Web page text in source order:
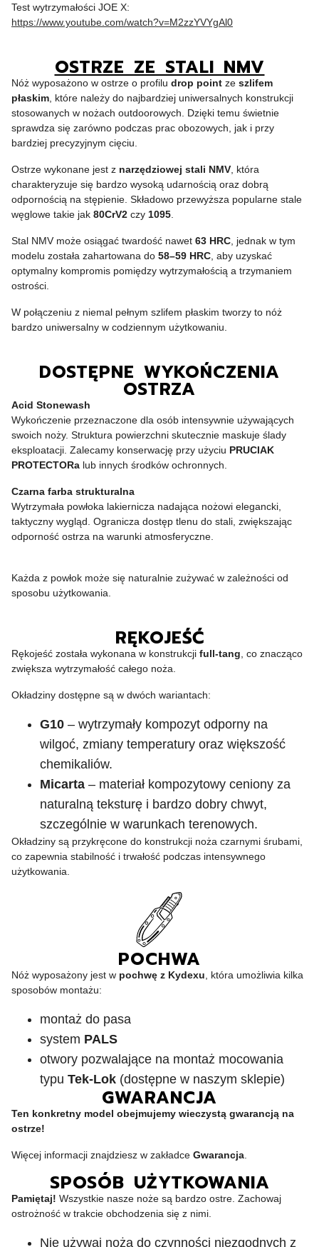
Test wytrzymałości JOE X:
https://www.youtube.com/watch?v=M2zzYVYgAl0
OSTRZE ZE STALI NMV
Nóż wyposażono w ostrze o profilu drop point ze szlifem
płaskim , które należy do najbardziej uniwersalnych konstrukcji
stosowanych w nożach outdoorowych. Dzięki temu świetnie
sprawdza się zarówno podczas prac obozowych, jak i przy
bardziej precyzyjnym cięciu.
Ostrze wykonane jest z narzędziowej stali NMV , która
charakteryzuje się bardzo wysoką udarnością oraz dobrą
odpornością na stępienie. Składowo przewyższa popularne stale
węglowe takie jak 80CrV2 czy 1095
Stal NMV może osiągać twardość nawet 63 HRC , jednak w tym
modelu została zahartowana do 58–59 HRC , aby uzyskać
optymalny kompromis pomiędzy wytrzymałością a trzymaniem
ostrości.
W połączeniu z niemal pełnym szlifem płaskim tworzy to nóż
bardzo uniwersalny w codziennym użytkowaniu.
DOSTĘPNE WYKOŃCZENIA
OSTRZA
Acid Stonewash
Wykończenie przeznaczone dla osób intensywnie używających
swoich noży. Struktura powierzchni skutecznie maskuje ślady
eksploatacji. Zalecamy konserwację przy użyciu PRUCIAK
PROTECTORa lub innych środków ochronnych.
Czarna farba strukturalna
Wytrzymała powłoka lakiernicza nadająca nożowi elegancki,
taktyczny wygląd. Ogranicza dostęp tlenu do stali, zwiększając
odporność ostrza na warunki atmosferyczne.
Każda z powłok może się naturalnie zużywać w zależności od
sposobu użytkowania.
RĘKOJEŚĆ
Rękojeść została wykonana w konstrukcji full-tang , co znacząco
zwiększa wytrzymałość całego noża.
Okładziny dostępne są w dwóch wariantach:
G10 – wytrzymały kompozyt odporny na
wilgoć, zmiany temperatury oraz większość
chemikaliów.
Micarta – materiał kompozytowy ceniony za
naturalną teksturę i bardzo dobry chwyt,
szczególnie w warunkach terenowych.
Okładziny są przykręcone do konstrukcji noża czarnymi śrubami,
co zapewnia stabilność i trwałość podczas intensywnego
użytkowania.
POCHWA
Nóż wyposażony jest w pochwę z Kydexu , która umożliwia kilka
sposobów montażu:
montaż do pasa
system PALS
otwory pozwalające na montaż mocowania
typu Tek-Lok (dostępne w naszym sklepie)
GWARANCJA
Ten konkretny model obejmujemy wieczystą gwarancją na
ostrze!
Więcej informacji znajdziesz w zakładce Gwarancja
SPOSÓB UŻYTKOWANIA
Pamiętaj! Wszystkie nasze noże są bardzo ostre. Zachowaj
ostrożność w trakcie obchodzenia się z nimi.
Nie używaj noża do czynności niezgodnych z